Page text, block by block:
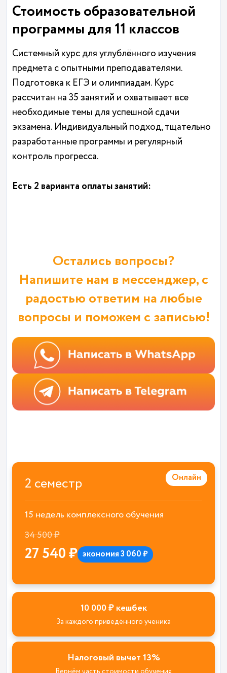
Стоимость образовательной
программы для 11 классов
Системный курс для углублённого изучения
предмета с опытными преподавателями.
Подготовка к ЕГЭ и олимпиадам. Курс
рассчитан на 35 занятий и охватывает все
необходимые темы для успешной сдачи
экзамена. Индивидуальный подход, тщательно
разработанные программы и регулярный
контроль прогресса.
Есть 2 варианта оплаты занятий:
Онлайн
2 семестр
15 недель комплексного обучения
34 500 ₽
27 540 ₽ экономия 3 060 ₽
10 000 ₽ кешбек
За каждого приведённого ученика
Налоговый вычет 13%
Остались вопросы?
Напишите нам в мессенджер, с
радостью ответим на любые
вопросы и поможем с записью!